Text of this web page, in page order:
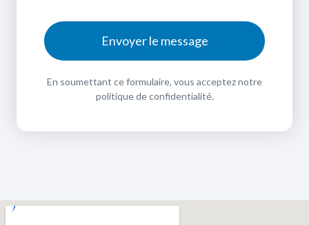
Envoyer le message
En soumettant ce formulaire, vous acceptez notre
politique de confidentialité.